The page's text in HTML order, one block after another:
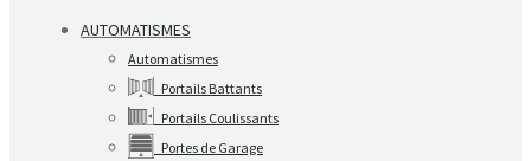
AUTOMATISMES
Automatismes
Portails Battants
Portails Coulissants
Portes de Garage